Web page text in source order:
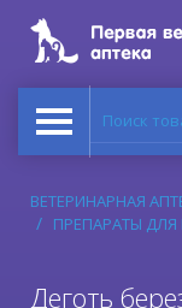
Поиск
ВЕТЕРИНАРНАЯ
ПРЕПАРАТЫ
Деготь